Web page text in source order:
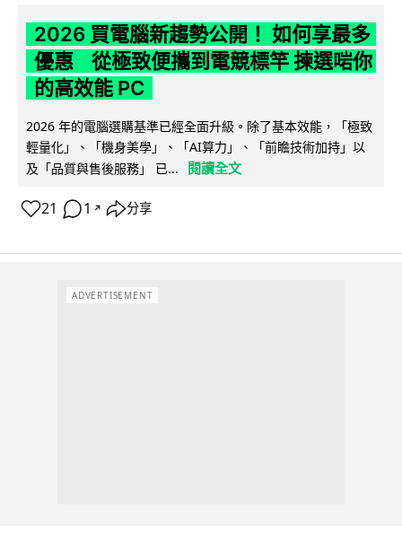
2026 買電腦新趨勢公開！ 如何享最多
優惠 從極致便攜到電競標竿 揀選啱你
的高效能 PC
2026 年的電腦選購基準已經全面升級。除了基本效能，「極致
輕量化」、「機身美學」、「AI算力」、「前瞻技術加持」以
及「品質與售後服務」 已...
閱讀全文
21 1 ↗ 分享
ADVERTISEMENT